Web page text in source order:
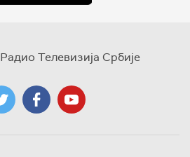
Радио Телевизија Србије